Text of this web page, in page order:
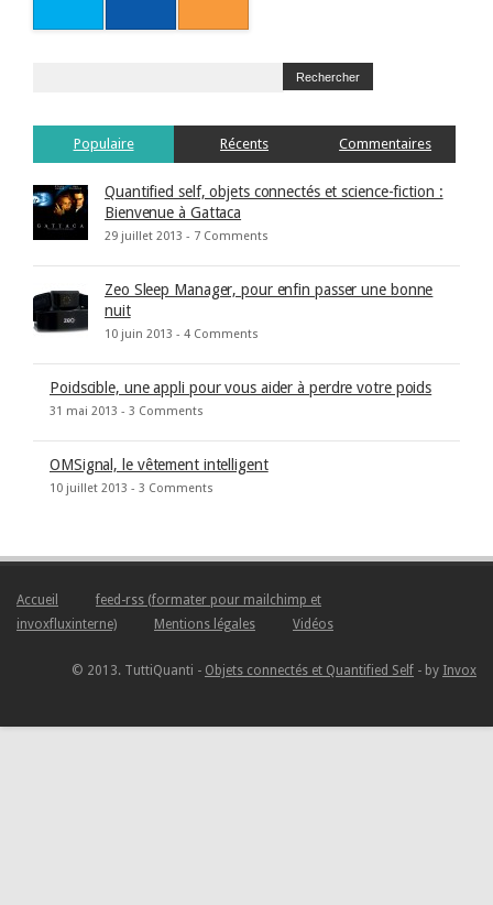
Populaire Récents Commentaires
Quantified self, objets connectés et science-fiction :
Bienvenue à Gattaca
29 juillet 2013 - 7 Comments
Zeo Sleep Manager, pour enfin passer une bonne
nuit
10 juin 2013 - 4 Comments
Poidscible, une appli pour vous aider à perdre votre poids
31 mai 2013 - 3 Comments
OMSignal, le vêtement intelligent
10 juillet 2013 - 3 Comments
Accueil
feed-rss (formater pour mailchimp et
invoxfluxinterne)
Mentions légales Vidéos
© 2013. TuttiQuanti - Objets connectés et Quantified Self - by Invox